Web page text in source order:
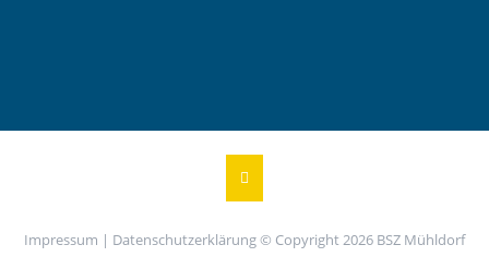
Impressum | Datenschutzerklärung© Copyright 2026 BSZ Mühldorf